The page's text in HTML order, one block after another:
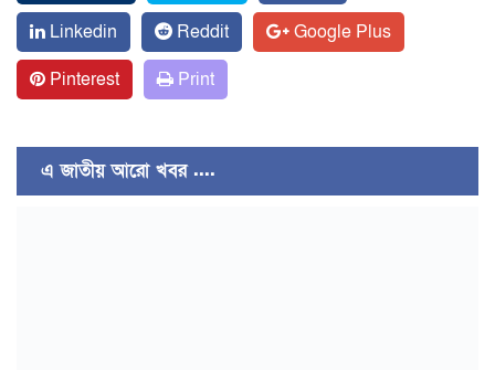
Linkedin
Reddit
Google Plus
Pinterest
Print
এ জাতীয় আরো খবর ....